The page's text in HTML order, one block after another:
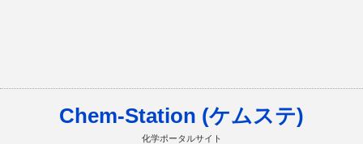
Chem-Station (ケムステ)
化学ポータルサイト